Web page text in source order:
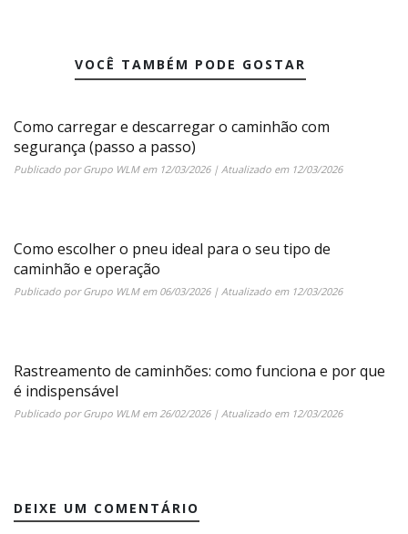
VOCÊ TAMBÉM PODE GOSTAR
Como carregar e descarregar o caminhão com
segurança (passo a passo)
Publicado porGrupo WLMem 12/03/2026| Atualizado em 12/03/2026
Como escolher o pneu ideal para o seu tipo de
caminhão e operação
Publicado porGrupo WLMem 06/03/2026| Atualizado em 12/03/2026
Rastreamento de caminhões: como funciona e por que
é indispensável
Publicado porGrupo WLMem26/02/2026| Atualizado em 12/03/2026
DEIXE UM COMENTÁRIO